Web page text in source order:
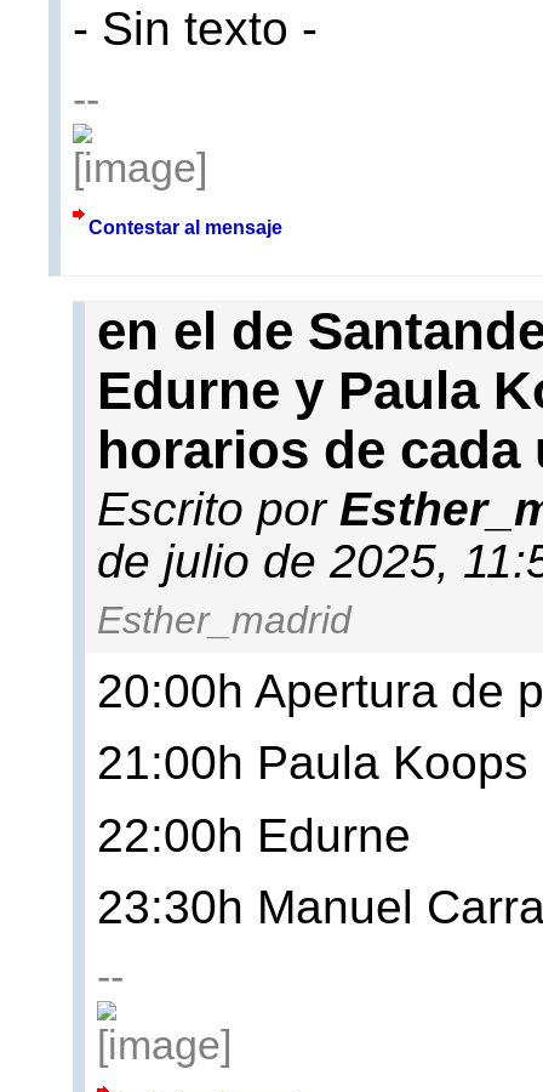
- Sin texto -
--
Contestar al mensaje
en el de
Edurne y Paula
horarios de cada
Escrito por
de julio de 2025,
Esther_madrid
20:00h Apertura de
21:00h Paula Koops
22:00h Edurne
23:30h Manuel
--